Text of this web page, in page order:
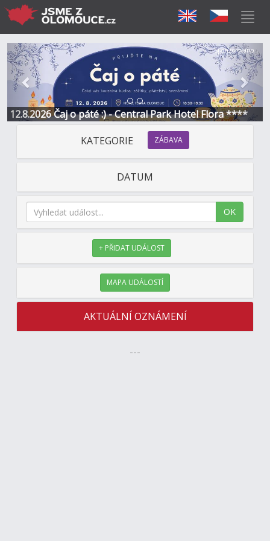
12.8.2026 Čaj o páté :) - Central Park Hotel Flora ****
Předchozí Další
Sponzorováno
KATEGORIE ZÁBAVA
DATUM
OK
+ PŘIDAT UDÁLOST
MAPA UDÁLOSTÍ
AKTUÁLNÍ OZNÁMENÍ
---